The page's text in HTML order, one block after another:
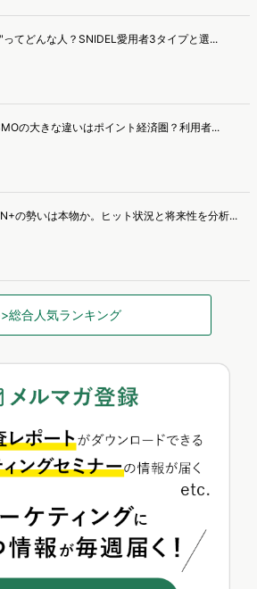
てどんな人？SNIDEL愛用者3タイプと選...
の大きな違いはポイント経済圏？利用者...
の勢いは本物か。ヒット状況と将来性を分析...
総合人気ランキング